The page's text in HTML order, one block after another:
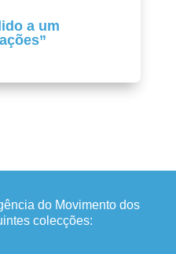
a um
do Movimento dos
colecções: